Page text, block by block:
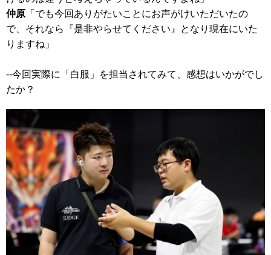
仲原 「でも今回ありがたいことにお声がけいただいたの
で、それなら『是非やらせてください』となり現在にいた
りますね」
--今回実際に「白服」を担当されてみて、感想はいかがでし
たか？